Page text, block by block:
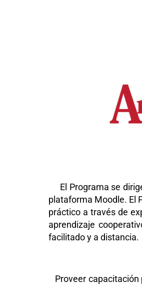
El Programa se
plataforma Moodle. El
práctico a través de
aprendizaje
facilitado y a distancia.
Proveer capacitación